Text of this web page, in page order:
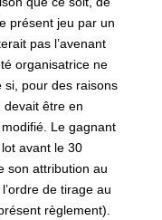
présent jeu par un
pas l’avenant
organisatrice ne
si, pour des raisons
devait être en
Le gagnant
avant le 30
son attribution au
de tirage au
règlement).